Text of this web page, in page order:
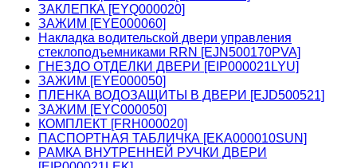
ЗАКЛЕПКА [EYQ000020]
ЗАЖИМ [EYE000060]
Накладка водительской двери управления
стеклоподъемниками RRN [EJN500170PVA]
ГНЕЗДО ОТДЕЛКИ ДВЕРИ [EIP000021LYU]
ЗАЖИМ [EYE000050]
ПЛЕНКА ВОДОЗАЩИТЫ В ДВЕРИ [EJD500521]
ЗАЖИМ [EYC000050]
КОМПЛЕКТ [FRH000020]
ПАСПОРТНАЯ ТАБЛИЧКА [EKA000010SUN]
РАМКА ВНУТРЕННЕЙ РУЧКИ ДВЕРИ